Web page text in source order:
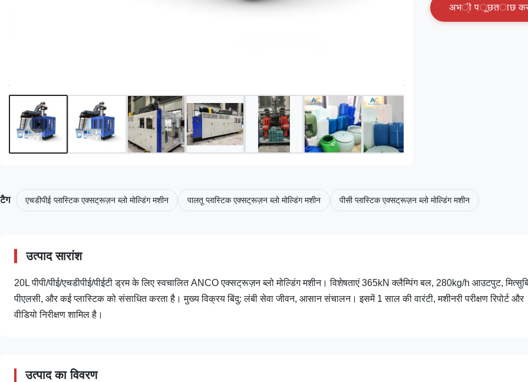
अभी पूछताछ क
टैग एचडीपीई प्लास्टिक एक्सट्रूज़न ब्लो मोल्डिंग मशीन पालतू प्लास्टिक एक्सट्रूज़न ब्लो मोल्डिंग मशीन पीसी प्लास्टिक एक्सट्रूज़न ब्लो मोल्डिंग मशीन
उत्पाद सारांश
20L पीपी/पीई/एचडीपीई/पीईटी ड्रम के लिए स्वचालित ANCO एक्सट्रूज़न ब्लो मोल्डिंग मशीन। विशेषताएं 365kN क्लैम्पिंग बल, 280kg/h आउटपुट,
पीएलसी, और कई प्लास्टिक को संसाधित करता है। मुख्य विक्रय बिंदु: लंबी सेवा जीवन, आसान संचालन। इसमें 1 साल की वारंटी, मशीनरी परीक्षण रिपोर्ट और
वीडियो निरीक्षण शामिल है।
उत्पाद का विवरण